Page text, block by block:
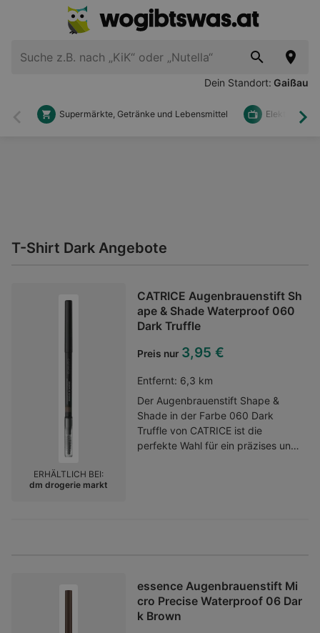
Dein Standort: Gaißau
Zurück
Supermärkte, Getränke und Lebensmittel Elektronik
T-Shirt Dark Angebote
CATRICE Augenbrauenstift Sh
ape & Shade Waterproof 060
Dark Truffle
Preis nur 3,95 €
Entfernt: 6,3 km
Der Augenbrauenstift Shape &
Shade in der Farbe 060 Dark
Truffle von CATRICE ist die
perfekte Wahl für ein präzises und
verteilen, um die Augenbrauen zu
definieren und zu formen. Ideal für
ein gepflegtes Erscheinungsbild,
ERHÄLTLICH BEI:
dm drogerie markt
essence Augenbrauenstift Mi
cro Precise Waterproof 06 Dar
k Brown